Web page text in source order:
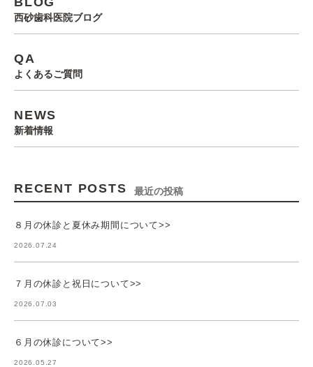
西砂歯科医院ブログ
QA
よくあるご質問
NEWS
新着情報
RECENT POSTS 最近の投稿
８月の休診と夏休み期間について>>
2026.07.24
７月の休診と祝日について>>
2026.07.03
６月の休診について>>
2026.05.27